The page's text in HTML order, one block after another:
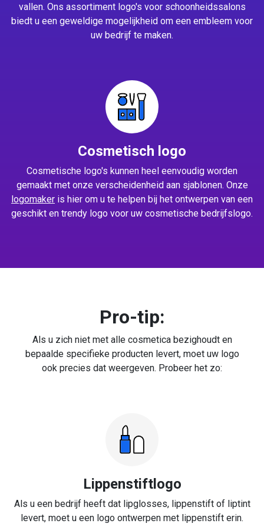
vallen. Ons assortiment logo's voor schoonheidssalons
biedt u een geweldige mogelijkheid om een embleem voor
uw bedrijf te maken.
Cosmetisch logo
Cosmetische logo's kunnen heel eenvoudig worden
gemaakt met onze verscheidenheid aan sjablonen. Onze
logomaker is hier om u te helpen bij het ontwerpen van een
geschikt en trendy logo voor uw cosmetische bedrijfslogo.
Pro-tip:
Als u zich niet met alle cosmetica bezighoudt en
bepaalde specifieke producten levert, moet uw logo
ook precies dat weergeven. Probeer het zo:
Lippenstiftlogo
Als u een bedrijf heeft dat lipglosses, lippenstift of liptint
levert, moet u een logo ontwerpen met lippenstift erin.